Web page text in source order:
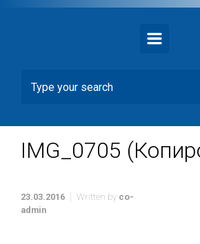
IMG_0705
23.03.2016 Written by co-
admin